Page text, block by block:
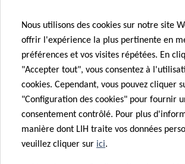
Director of Department of
Health
Luxembourg Institute of Health
Contact
Nous utilisons des cookies sur notre site
offrir l'expérience la plus pertinente en
préférences et vos visites répétées. En
"Accepter tout", vous consentez à
cookies. Cependant, vous pouvez cliquer
"Configuration des cookies" pour fournir
consentement contrôlé. Pour plus
manière dont LIH traite vos données
veuillez cliquer sur ici.